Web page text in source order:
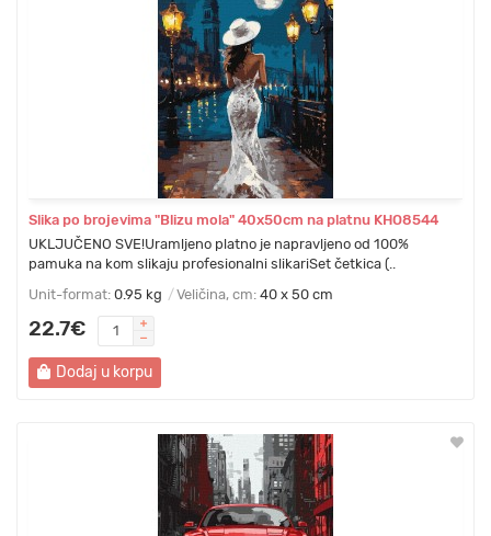
Slika po brojevima "Blizu mola" 40x50cm na platnu KHO8544
UKLJUČENO SVE!Uramljeno platno je napravljeno od 100%
pamuka na kom slikaju profesionalni slikariSet četkica (..
Unit-format: 0.95 kg Veličina, cm: 40 x 50 cm
22.7€
Dodaj u korpu